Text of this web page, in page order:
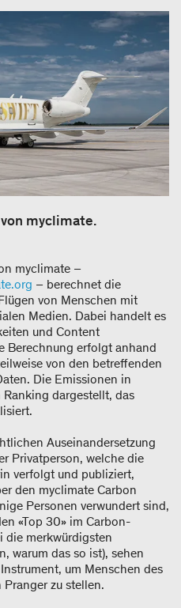
myclimate.
myclimate –
– berechnet die
von Menschen mit
Medien. Dabei handelt es
und Content
Berechnung erfolgt anhand
von den betreffenden
Die Emissionen in
Ranking dargestellt, das
Auseinandersetzung
Privatperson, welche die
verfolgt und publiziert,
den myclimate Carbon
Personen verwundert sind,
«Top 30» im Carbon-
die merkwürdigsten
warum das so ist), sehen
um Menschen des
zu stellen.